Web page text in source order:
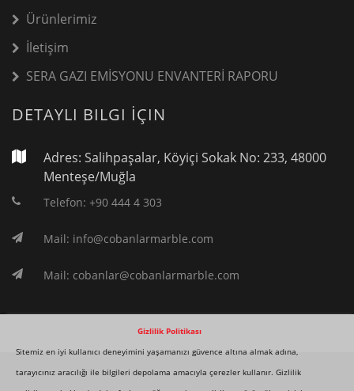
Ürünlerimiz
İletişim
SERA GAZI EMİSYONU ENVANTERİ RAPORU
DETAYLI BILGI İÇIN
Adres: Salihpaşalar, Köyiçi Sokak No: 233, 48000
Menteşe/Muğla
Telefon: +90 444 4 303
Mail: info@cobanlarmarble.com
Mail: cobanlar@cobanlarmarble.com
Gizlilik Politikası
Sitemiz en iyi kullanıcı deneyimini yaşamanızı güvence altına almak adına,
tarayıcınız aracılığı ile bilgileri depolama amacıyla çerezler kullanır. Gizlilik